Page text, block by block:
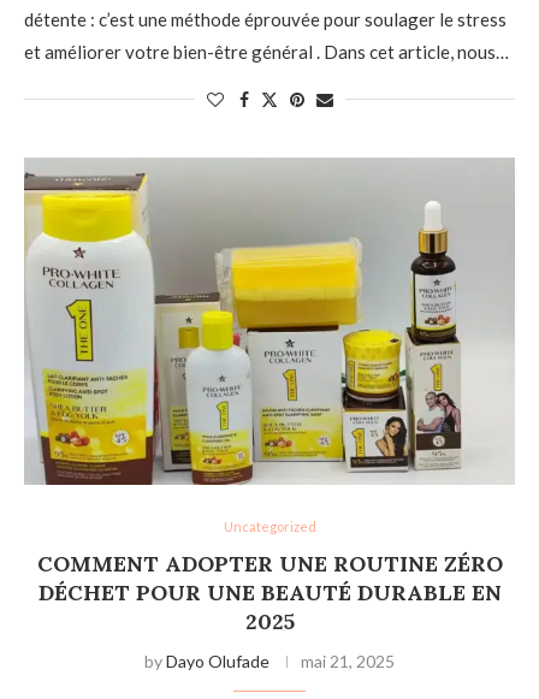
détente : c’est une méthode éprouvée pour soulager le stress
et améliorer votre bien-être général . Dans cet article, nous…
Uncategorized
COMMENT ADOPTER UNE ROUTINE ZÉRO
DÉCHET POUR UNE BEAUTÉ DURABLE EN
2025
byDayo Olufade mai 21, 2025